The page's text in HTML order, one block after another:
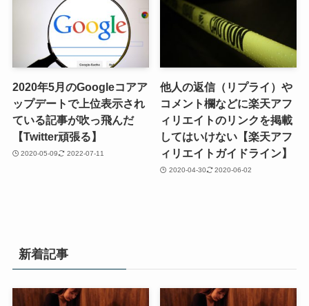
2020年5月のGoogleコアア
ップデートで上位表示され
ている記事が吹っ飛んだ
【Twitter頑張る】
2020-05-09 2022-07-11
他人の返信（リプライ）や
コメント欄などに楽天アフ
ィリエイトのリンクを掲載
してはいけない【楽天アフ
ィリエイトガイドライン】
2020-04-30 2020-06-02
新着記事